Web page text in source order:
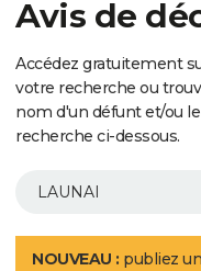
Avis de
Accédez gratuitement
votre recherche ou
nom d'un défunt et/ou
recherche ci-dessous.
NOUVEAU : publiez un